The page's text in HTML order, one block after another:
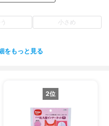
小さめ
をもっと見る
2位